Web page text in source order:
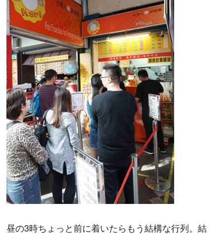
昼の3時ちょっと前に着いたらもう結構な行列。結